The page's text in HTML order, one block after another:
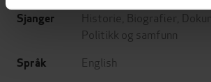
Sjanger Historie Biografier
Politikk og samfunn
Språk English